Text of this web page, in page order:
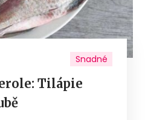
Snadné
Tilápie